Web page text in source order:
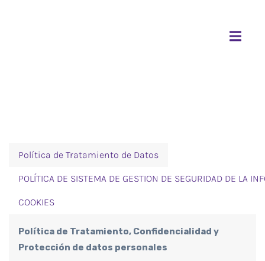
Política de Tratamiento de Datos
POLÍTICA DE SISTEMA DE GESTION DE SEGURIDAD DE LA
COOKIES
Política de Tratamiento, Confidencialidad y
Protección de datos personales